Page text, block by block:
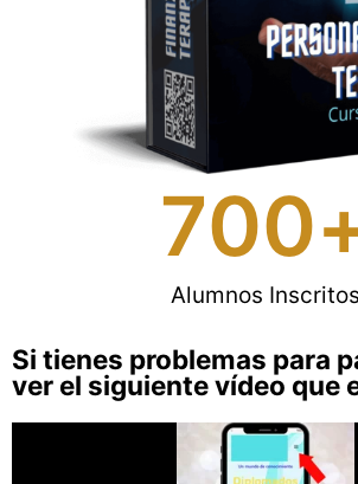
Alumnos Inscritos
700
Si tienes problemas para
ver el siguiente vídeo que